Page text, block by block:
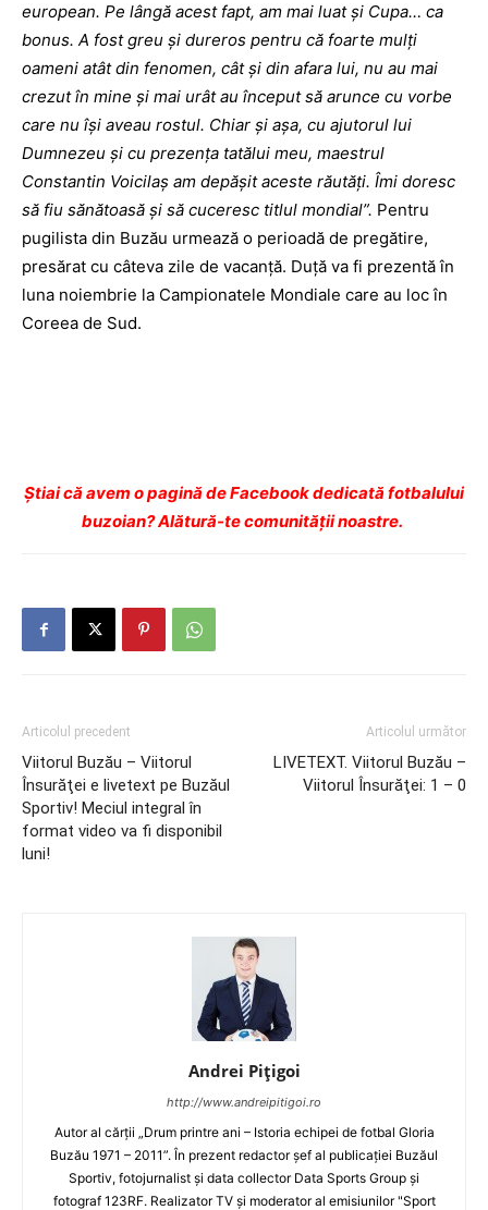
european. Pe lângă acest fapt, am mai luat şi Cupa… ca
bonus. A fost greu şi dureros pentru că foarte mulţi
oameni atât din fenomen, cât şi din afara lui, nu au mai
crezut în mine şi mai urât au început să arunce cu vorbe
care nu îşi aveau rostul. Chiar şi aşa, cu ajutorul lui
Dumnezeu şi cu prezenţa tatălui meu, maestrul
Constantin Voicilaş am depăşit aceste răutăţi. Îmi doresc
să fiu sănătoasă şi să cuceresc titlul mondial”. Pentru
pugilista din Buzău urmează o perioadă de pregătire,
presărat cu câteva zile de vacanţă. Duţă va fi prezentă în
luna noiembrie la Campionatele Mondiale care au loc în
Coreea de Sud.
Ştiai că avem o pagină de Facebook dedicată fotbalului
buzoian? Alătură-te comunității noastre.
Articolul precedent
Viitorul Buzău – Viitorul
Însurăţei e livetext pe Buzăul
Sportiv! Meciul integral în
format video va fi disponibil
luni!
Articolul următor
LIVETEXT. Viitorul Buzău –
Viitorul Însurăţei: 1 – 0
Andrei Pițigoi
http://www.andreipitigoi.ro
Autor al cărţii „Drum printre ani – Istoria echipei de fotbal Gloria
Buzău 1971 – 2011”. În prezent redactor şef al publicaţiei Buzăul
Sportiv, fotojurnalist şi data collector Data Sports Group şi
fotograf 123RF. Realizator TV şi moderator al emisiunilor "Sport